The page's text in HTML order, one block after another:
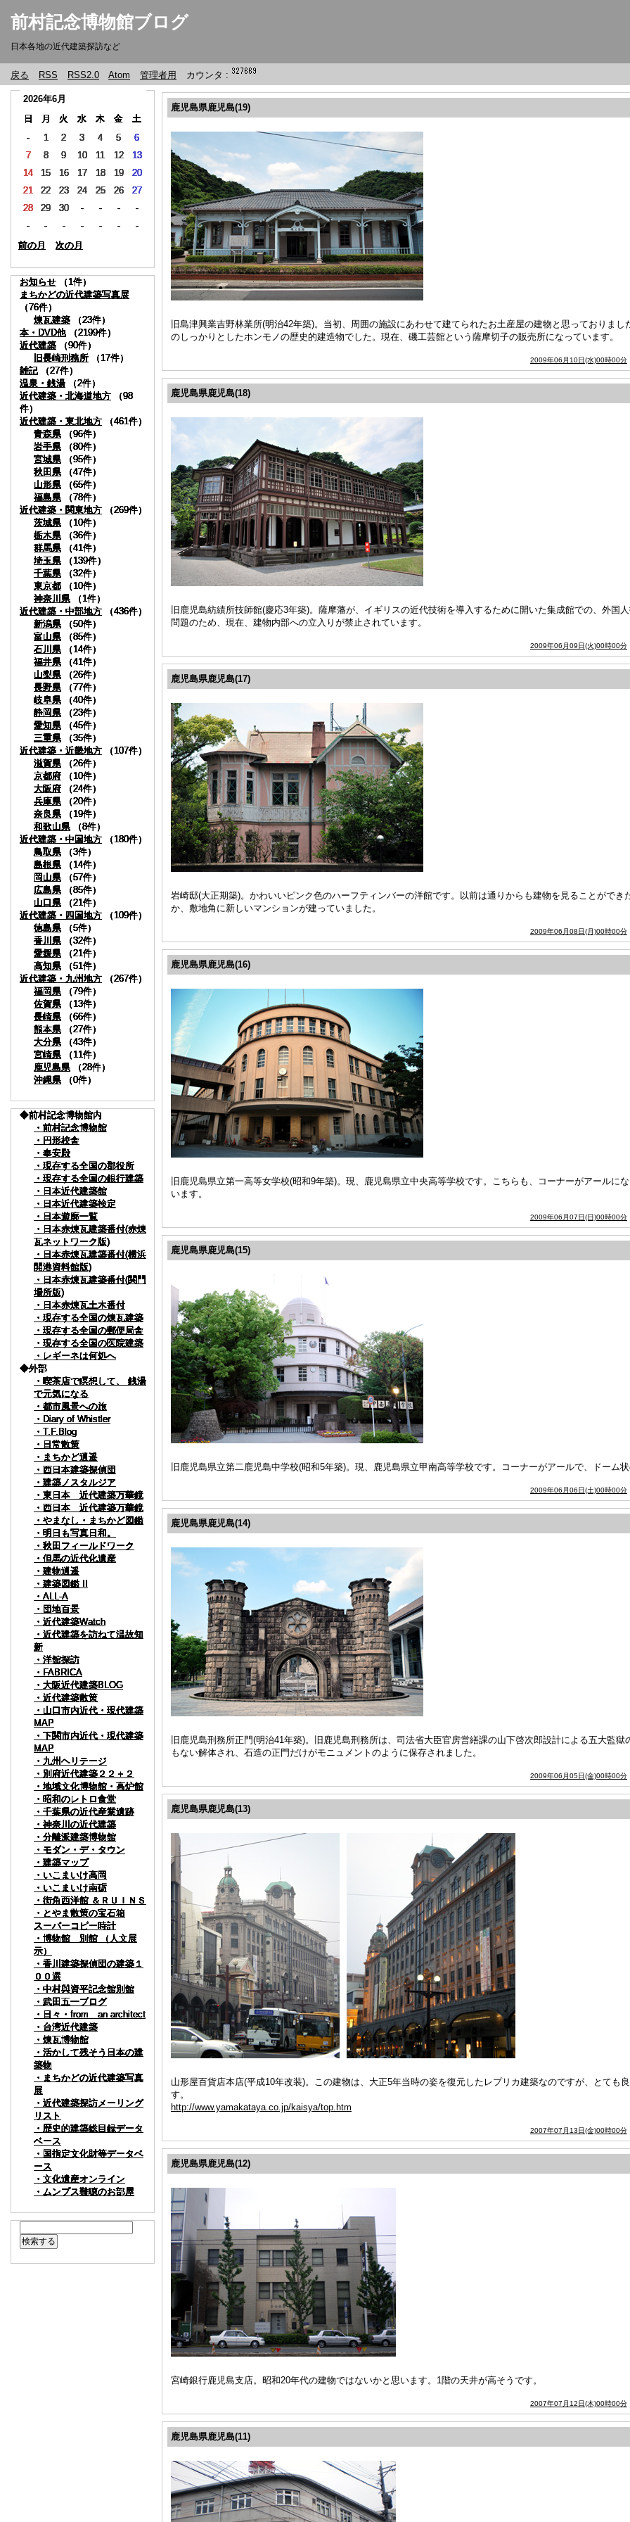
前村記念博物館ブログ
日本各地の近代建築探訪など
戻る RSS RSS2.0 Atom 管理者用 カウンタ :
2026年6月
日
月 火 水 木 金
土
-
1 2 3 4 5
6
7
8 9 10 11 12
13
14
15 16 17 18 19
20
21
22 23 24 25 26
27
28
29 30 - - -
-
-
- - - - -
-
前の月
次の月
お知らせ （1件）
まちかどの近代建築写真展
（76件）
煉瓦建築 （23件）
本・DVD他 （2199件）
近代建築 （90件）
旧長崎刑務所 （17件）
雑記 （27件）
温泉・銭湯 （2件）
近代建築・北海道地方 （98
件）
近代建築・東北地方 （461件）
青森県 （96件）
岩手県 （80件）
宮城県 （95件）
秋田県 （47件）
山形県 （65件）
福島県 （78件）
近代建築・関東地方 （269件）
茨城県 （10件）
栃木県 （36件）
群馬県 （41件）
埼玉県 （139件）
千葉県 （32件）
東京都 （10件）
神奈川県 （1件）
近代建築・中部地方 （436件）
新潟県 （50件）
富山県 （85件）
石川県 （14件）
福井県 （41件）
山梨県 （26件）
長野県 （77件）
岐阜県 （40件）
静岡県 （23件）
愛知県 （45件）
三重県 （35件）
近代建築・近畿地方 （107件）
滋賀県 （26件）
京都府 （10件）
大阪府 （24件）
兵庫県 （20件）
奈良県 （19件）
和歌山県 （8件）
近代建築・中国地方 （180件）
鳥取県 （3件）
島根県 （14件）
岡山県 （57件）
広島県 （85件）
山口県 （21件）
近代建築・四国地方 （109件）
徳島県 （5件）
香川県 （32件）
愛媛県 （21件）
高知県 （51件）
近代建築・九州地方 （267件）
福岡県 （79件）
佐賀県 （13件）
長崎県 （66件）
熊本県 （27件）
大分県 （43件）
宮崎県 （11件）
鹿児島県 （28件）
沖縄県 （0件）
◆前村記念博物館内
・前村記念博物館
・円形校舎
・奉安殿
・現存する全国の郡役所
・現存する全国の銀行建築
・日本近代建築館
・日本近代建築検定
・日本遊廓一覧
・日本赤煉瓦建築番付(赤煉
瓦ネットワーク版)
・日本赤煉瓦建築番付(横浜
開港資料館版)
・日本赤煉瓦建築番付(関門
場所版)
・日本赤煉瓦土木番付
・現存する全国の煉瓦建築
・現存する全国の郵便局舎
・現存する全国の医院建築
・レギーネは何処へ
◆外部
・喫茶店で瞑想して、 銭湯
で元気になる
・都市風景への旅
・Diary of Whistler
・T.F.Blog
・日常散策
・まちかど逍遥
・西日本建築探偵団
・建築ノスタルジア
・東日本 近代建築万華鏡
・西日本 近代建築万華鏡
・やまなし・まちかど図鑑
・明日も写真日和。
・秋田フィールドワーク
・但馬の近代化遺産
・建物逍遥
・建築図鑑 II
・ALL-A
・団地百景
・近代建築Watch
・近代建築を訪ねて温故知
新
・洋館探訪
・FABRICA
・大阪近代建築BLOG
・近代建築散策
・山口市内近代・現代建築
MAP
・下関市内近代・現代建築
MAP
・九州ヘリテージ
・別府近代建築２２＋２
・地域文化博物館・高炉館
・昭和のレトロ食堂
・千葉県の近代産業遺跡
・神奈川の近代建築
・分離派建築博物館
・モダン・デ・タウン
・建築マップ
・いこまいけ高岡
・いこまいけ南砺
・街角西洋館 ＆ＲＵＩＮＳ
・とやま散策の宝石箱
スーパーコピー時計
・博物館 別館 （人文展
示）
・香川建築探偵団の建築１
００選
・中村與資平記念館別館
・武田五一ブログ
・日々・from an architect
・台湾近代建築
・煉瓦博物館
・活かして残そう日本の建
築物
・まちかどの近代建築写真
展
・近代建築探訪メーリング
リスト
・歴史的建築総目録データ
ベース
・国指定文化財等データベ
ース
・文化遺産オンライン
・ムンプス難聴のお部屋
鹿児島県鹿児島(19)
旧島津興業吉野林業所(明治42年築)。当初、周囲の施設にあわせて建てられたお土産屋の建物と思っておりま
のしっかりとしたホンモノの歴史的建造物でした。現在、磯工芸館という薩摩切子の販売所になっています。
2009年06月10日(水)00時00分
2026年6月
日
月 火 水 木 金
土
-
1 2 3 4 5
6
7
8 9 10 11 12
13
14
15 16 17 18 19
20
21
22 23 24 25 26
27
28
29 30 - - -
-
-
- - - - -
-
前の月
次の月
お知らせ （1件）
まちかどの近代建築写真展
（76件）
煉瓦建築 （23件）
本・DVD他 （2199件）
近代建築 （90件）
旧長崎刑務所 （17件）
雑記 （27件）
温泉・銭湯 （2件）
近代建築・北海道地方 （98
件）
近代建築・東北地方 （461件）
青森県 （96件）
岩手県 （80件）
宮城県 （95件）
秋田県 （47件）
山形県 （65件）
福島県 （78件）
近代建築・関東地方 （269件）
茨城県 （10件）
栃木県 （36件）
群馬県 （41件）
埼玉県 （139件）
千葉県 （32件）
東京都 （10件）
神奈川県 （1件）
近代建築・中部地方 （436件）
新潟県 （50件）
富山県 （85件）
石川県 （14件）
福井県 （41件）
山梨県 （26件）
長野県 （77件）
岐阜県 （40件）
静岡県 （23件）
愛知県 （45件）
三重県 （35件）
近代建築・近畿地方 （107件）
滋賀県 （26件）
京都府 （10件）
大阪府 （24件）
兵庫県 （20件）
奈良県 （19件）
和歌山県 （8件）
近代建築・中国地方 （180件）
鳥取県 （3件）
島根県 （14件）
岡山県 （57件）
広島県 （85件）
山口県 （21件）
近代建築・四国地方 （109件）
徳島県 （5件）
香川県 （32件）
愛媛県 （21件）
高知県 （51件）
近代建築・九州地方 （267件）
福岡県 （79件）
佐賀県 （13件）
長崎県 （66件）
熊本県 （27件）
大分県 （43件）
宮崎県 （11件）
鹿児島県 （28件）
沖縄県 （0件）
◆前村記念博物館内
・前村記念博物館
・円形校舎
・奉安殿
・現存する全国の郡役所
・現存する全国の銀行建築
・日本近代建築館
・日本近代建築検定
・日本遊廓一覧
・日本赤煉瓦建築番付(赤煉
瓦ネットワーク版)
・日本赤煉瓦建築番付(横浜
開港資料館版)
・日本赤煉瓦建築番付(関門
場所版)
・日本赤煉瓦土木番付
・現存する全国の煉瓦建築
・現存する全国の郵便局舎
・現存する全国の医院建築
・レギーネは何処へ
◆外部
・喫茶店で瞑想して、 銭湯
で元気になる
・都市風景への旅
・Diary of Whistler
・T.F.Blog
・日常散策
・まちかど逍遥
・西日本建築探偵団
・建築ノスタルジア
・東日本 近代建築万華鏡
・西日本 近代建築万華鏡
・やまなし・まちかど図鑑
・明日も写真日和。
・秋田フィールドワーク
・但馬の近代化遺産
・建物逍遥
・建築図鑑 II
・ALL-A
・団地百景
・近代建築Watch
・近代建築を訪ねて温故知
新
・洋館探訪
・FABRICA
・大阪近代建築BLOG
・近代建築散策
・山口市内近代・現代建築
MAP
・下関市内近代・現代建築
MAP
・九州ヘリテージ
・別府近代建築２２＋２
・地域文化博物館・高炉館
・昭和のレトロ食堂
・千葉県の近代産業遺跡
・神奈川の近代建築
・分離派建築博物館
・モダン・デ・タウン
・建築マップ
・いこまいけ高岡
・いこまいけ南砺
・街角西洋館 ＆ＲＵＩＮＳ
・とやま散策の宝石箱
スーパーコピー時計
・博物館 別館 （人文展
示）
・香川建築探偵団の建築１
００選
・中村與資平記念館別館
・武田五一ブログ
・日々・from an architect
・台湾近代建築
・煉瓦博物館
・活かして残そう日本の建
築物
・まちかどの近代建築写真
展
・近代建築探訪メーリング
リスト
・歴史的建築総目録データ
ベース
・国指定文化財等データベ
ース
・文化遺産オンライン
・ムンプス難聴のお部屋
鹿児島県鹿児島(18)
旧鹿児島紡績所技師館(慶応3年築)。薩摩藩が、イギリスの近代技術を導入するために開いた集成館での、外国
問題のため、現在、建物内部への立入りが禁止されています。
2009年06月09日(火)00時00分
2026年6月
日
月 火 水 木 金
土
-
1 2 3 4 5
6
7
8 9 10 11 12
13
14
15 16 17 18 19
20
21
22 23 24 25 26
27
28
29 30 - - -
-
-
- - - - -
-
前の月
次の月
お知らせ （1件）
まちかどの近代建築写真展
（76件）
煉瓦建築 （23件）
本・DVD他 （2199件）
近代建築 （90件）
旧長崎刑務所 （17件）
雑記 （27件）
温泉・銭湯 （2件）
近代建築・北海道地方 （98
件）
近代建築・東北地方 （461件）
青森県 （96件）
岩手県 （80件）
宮城県 （95件）
秋田県 （47件）
山形県 （65件）
福島県 （78件）
近代建築・関東地方 （269件）
茨城県 （10件）
栃木県 （36件）
群馬県 （41件）
埼玉県 （139件）
千葉県 （32件）
東京都 （10件）
神奈川県 （1件）
近代建築・中部地方 （436件）
新潟県 （50件）
富山県 （85件）
石川県 （14件）
福井県 （41件）
山梨県 （26件）
長野県 （77件）
岐阜県 （40件）
静岡県 （23件）
愛知県 （45件）
三重県 （35件）
近代建築・近畿地方 （107件）
滋賀県 （26件）
京都府 （10件）
大阪府 （24件）
兵庫県 （20件）
奈良県 （19件）
和歌山県 （8件）
近代建築・中国地方 （180件）
鳥取県 （3件）
島根県 （14件）
岡山県 （57件）
広島県 （85件）
山口県 （21件）
近代建築・四国地方 （109件）
徳島県 （5件）
香川県 （32件）
愛媛県 （21件）
高知県 （51件）
近代建築・九州地方 （267件）
福岡県 （79件）
佐賀県 （13件）
長崎県 （66件）
熊本県 （27件）
大分県 （43件）
宮崎県 （11件）
鹿児島県 （28件）
沖縄県 （0件）
◆前村記念博物館内
・前村記念博物館
・円形校舎
・奉安殿
・現存する全国の郡役所
・現存する全国の銀行建築
・日本近代建築館
・日本近代建築検定
・日本遊廓一覧
・日本赤煉瓦建築番付(赤煉
瓦ネットワーク版)
・日本赤煉瓦建築番付(横浜
開港資料館版)
・日本赤煉瓦建築番付(関門
場所版)
・日本赤煉瓦土木番付
・現存する全国の煉瓦建築
・現存する全国の郵便局舎
・現存する全国の医院建築
・レギーネは何処へ
◆外部
・喫茶店で瞑想して、 銭湯
で元気になる
・都市風景への旅
・Diary of Whistler
・T.F.Blog
・日常散策
・まちかど逍遥
・西日本建築探偵団
・建築ノスタルジア
・東日本 近代建築万華鏡
・西日本 近代建築万華鏡
・やまなし・まちかど図鑑
・明日も写真日和。
・秋田フィールドワーク
・但馬の近代化遺産
・建物逍遥
・建築図鑑 II
・ALL-A
・団地百景
・近代建築Watch
・近代建築を訪ねて温故知
新
・洋館探訪
・FABRICA
・大阪近代建築BLOG
・近代建築散策
・山口市内近代・現代建築
MAP
・下関市内近代・現代建築
MAP
・九州ヘリテージ
・別府近代建築２２＋２
・地域文化博物館・高炉館
・昭和のレトロ食堂
・千葉県の近代産業遺跡
・神奈川の近代建築
・分離派建築博物館
・モダン・デ・タウン
・建築マップ
・いこまいけ高岡
・いこまいけ南砺
・街角西洋館 ＆ＲＵＩＮＳ
・とやま散策の宝石箱
スーパーコピー時計
・博物館 別館 （人文展
示）
・香川建築探偵団の建築１
００選
・中村與資平記念館別館
・武田五一ブログ
・日々・from an architect
・台湾近代建築
・煉瓦博物館
・活かして残そう日本の建
築物
・まちかどの近代建築写真
展
・近代建築探訪メーリング
リスト
・歴史的建築総目録データ
ベース
・国指定文化財等データベ
ース
・文化遺産オンライン
・ムンプス難聴のお部屋
鹿児島県鹿児島(17)
岩崎邸(大正期築)。かわいいピンク色のハーフティンバーの洋館です。以前は通りからも建物を見ることができ
か、敷地角に新しいマンションが建っていました。
2009年06月08日(月)00時00分
2026年6月
日
月 火 水 木 金
土
-
1 2 3 4 5
6
7
8 9 10 11 12
13
14
15 16 17 18 19
20
21
22 23 24 25 26
27
28
29 30 - - -
-
-
- - - - -
-
前の月
次の月
お知らせ （1件）
まちかどの近代建築写真展
（76件）
煉瓦建築 （23件）
本・DVD他 （2199件）
近代建築 （90件）
旧長崎刑務所 （17件）
雑記 （27件）
温泉・銭湯 （2件）
近代建築・北海道地方 （98
件）
近代建築・東北地方 （461件）
青森県 （96件）
岩手県 （80件）
宮城県 （95件）
秋田県 （47件）
山形県 （65件）
福島県 （78件）
近代建築・関東地方 （269件）
茨城県 （10件）
栃木県 （36件）
群馬県 （41件）
埼玉県 （139件）
千葉県 （32件）
東京都 （10件）
神奈川県 （1件）
近代建築・中部地方 （436件）
新潟県 （50件）
富山県 （85件）
石川県 （14件）
福井県 （41件）
山梨県 （26件）
長野県 （77件）
岐阜県 （40件）
静岡県 （23件）
愛知県 （45件）
三重県 （35件）
近代建築・近畿地方 （107件）
滋賀県 （26件）
京都府 （10件）
大阪府 （24件）
兵庫県 （20件）
奈良県 （19件）
和歌山県 （8件）
近代建築・中国地方 （180件）
鳥取県 （3件）
島根県 （14件）
岡山県 （57件）
広島県 （85件）
山口県 （21件）
近代建築・四国地方 （109件）
徳島県 （5件）
香川県 （32件）
愛媛県 （21件）
高知県 （51件）
近代建築・九州地方 （267件）
福岡県 （79件）
佐賀県 （13件）
長崎県 （66件）
熊本県 （27件）
大分県 （43件）
宮崎県 （11件）
鹿児島県 （28件）
沖縄県 （0件）
◆前村記念博物館内
・前村記念博物館
・円形校舎
・奉安殿
・現存する全国の郡役所
・現存する全国の銀行建築
・日本近代建築館
・日本近代建築検定
・日本遊廓一覧
・日本赤煉瓦建築番付(赤煉
瓦ネットワーク版)
・日本赤煉瓦建築番付(横浜
開港資料館版)
・日本赤煉瓦建築番付(関門
場所版)
・日本赤煉瓦土木番付
・現存する全国の煉瓦建築
・現存する全国の郵便局舎
・現存する全国の医院建築
・レギーネは何処へ
◆外部
・喫茶店で瞑想して、 銭湯
で元気になる
・都市風景への旅
・Diary of Whistler
・T.F.Blog
・日常散策
・まちかど逍遥
・西日本建築探偵団
・建築ノスタルジア
・東日本 近代建築万華鏡
・西日本 近代建築万華鏡
・やまなし・まちかど図鑑
・明日も写真日和。
・秋田フィールドワーク
・但馬の近代化遺産
・建物逍遥
・建築図鑑 II
・ALL-A
・団地百景
・近代建築Watch
・近代建築を訪ねて温故知
新
・洋館探訪
・FABRICA
・大阪近代建築BLOG
・近代建築散策
・山口市内近代・現代建築
MAP
・下関市内近代・現代建築
MAP
・九州ヘリテージ
・別府近代建築２２＋２
・地域文化博物館・高炉館
・昭和のレトロ食堂
・千葉県の近代産業遺跡
・神奈川の近代建築
・分離派建築博物館
・モダン・デ・タウン
・建築マップ
・いこまいけ高岡
・いこまいけ南砺
・街角西洋館 ＆ＲＵＩＮＳ
・とやま散策の宝石箱
スーパーコピー時計
・博物館 別館 （人文展
示）
・香川建築探偵団の建築１
００選
・中村與資平記念館別館
・武田五一ブログ
・日々・from an architect
・台湾近代建築
・煉瓦博物館
・活かして残そう日本の建
築物
・まちかどの近代建築写真
展
・近代建築探訪メーリング
リスト
・歴史的建築総目録データ
ベース
・国指定文化財等データベ
ース
・文化遺産オンライン
・ムンプス難聴のお部屋
鹿児島県鹿児島(16)
旧鹿児島県立第一高等女学校(昭和9年築)。現、鹿児島県立中央高等学校です。こちらも、コーナーがアールに
います。
2009年06月07日(日)00時00分
2026年6月
日
月 火 水 木 金
土
-
1 2 3 4 5
6
7
8 9 10 11 12
13
14
15 16 17 18 19
20
21
22 23 24 25 26
27
28
29 30 - - -
-
-
- - - - -
-
前の月
次の月
お知らせ （1件）
まちかどの近代建築写真展
（76件）
煉瓦建築 （23件）
本・DVD他 （2199件）
近代建築 （90件）
旧長崎刑務所 （17件）
雑記 （27件）
温泉・銭湯 （2件）
近代建築・北海道地方 （98
件）
近代建築・東北地方 （461件）
青森県 （96件）
岩手県 （80件）
宮城県 （95件）
秋田県 （47件）
山形県 （65件）
福島県 （78件）
近代建築・関東地方 （269件）
茨城県 （10件）
栃木県 （36件）
群馬県 （41件）
埼玉県 （139件）
千葉県 （32件）
東京都 （10件）
神奈川県 （1件）
近代建築・中部地方 （436件）
新潟県 （50件）
富山県 （85件）
石川県 （14件）
福井県 （41件）
山梨県 （26件）
長野県 （77件）
岐阜県 （40件）
静岡県 （23件）
愛知県 （45件）
三重県 （35件）
近代建築・近畿地方 （107件）
滋賀県 （26件）
京都府 （10件）
大阪府 （24件）
兵庫県 （20件）
奈良県 （19件）
和歌山県 （8件）
近代建築・中国地方 （180件）
鳥取県 （3件）
島根県 （14件）
岡山県 （57件）
広島県 （85件）
山口県 （21件）
近代建築・四国地方 （109件）
徳島県 （5件）
香川県 （32件）
愛媛県 （21件）
高知県 （51件）
近代建築・九州地方 （267件）
福岡県 （79件）
佐賀県 （13件）
長崎県 （66件）
熊本県 （27件）
大分県 （43件）
宮崎県 （11件）
鹿児島県 （28件）
沖縄県 （0件）
◆前村記念博物館内
・前村記念博物館
・円形校舎
・奉安殿
・現存する全国の郡役所
・現存する全国の銀行建築
・日本近代建築館
・日本近代建築検定
・日本遊廓一覧
・日本赤煉瓦建築番付(赤煉
瓦ネットワーク版)
・日本赤煉瓦建築番付(横浜
開港資料館版)
・日本赤煉瓦建築番付(関門
場所版)
・日本赤煉瓦土木番付
・現存する全国の煉瓦建築
・現存する全国の郵便局舎
・現存する全国の医院建築
・レギーネは何処へ
◆外部
・喫茶店で瞑想して、 銭湯
で元気になる
・都市風景への旅
・Diary of Whistler
・T.F.Blog
・日常散策
・まちかど逍遥
・西日本建築探偵団
・建築ノスタルジア
・東日本 近代建築万華鏡
・西日本 近代建築万華鏡
・やまなし・まちかど図鑑
・明日も写真日和。
・秋田フィールドワーク
・但馬の近代化遺産
・建物逍遥
・建築図鑑 II
・ALL-A
・団地百景
・近代建築Watch
・近代建築を訪ねて温故知
新
・洋館探訪
・FABRICA
・大阪近代建築BLOG
・近代建築散策
・山口市内近代・現代建築
MAP
・下関市内近代・現代建築
MAP
・九州ヘリテージ
・別府近代建築２２＋２
・地域文化博物館・高炉館
・昭和のレトロ食堂
・千葉県の近代産業遺跡
・神奈川の近代建築
・分離派建築博物館
・モダン・デ・タウン
・建築マップ
・いこまいけ高岡
・いこまいけ南砺
・街角西洋館 ＆ＲＵＩＮＳ
・とやま散策の宝石箱
スーパーコピー時計
・博物館 別館 （人文展
示）
・香川建築探偵団の建築１
００選
・中村與資平記念館別館
・武田五一ブログ
・日々・from an architect
・台湾近代建築
・煉瓦博物館
・活かして残そう日本の建
築物
・まちかどの近代建築写真
展
・近代建築探訪メーリング
リスト
・歴史的建築総目録データ
ベース
・国指定文化財等データベ
ース
・文化遺産オンライン
・ムンプス難聴のお部屋
鹿児島県鹿児島(15)
旧鹿児島県立第二鹿児島中学校(昭和5年築)。現、鹿児島県立甲南高等学校です。コーナーがアールで、ドーム
2009年06月06日(土)00時00分
2026年6月
日
月 火 水 木 金
土
-
1 2 3 4 5
6
7
8 9 10 11 12
13
14
15 16 17 18 19
20
21
22 23 24 25 26
27
28
29 30 - - -
-
-
- - - - -
-
前の月
次の月
お知らせ （1件）
まちかどの近代建築写真展
（76件）
煉瓦建築 （23件）
本・DVD他 （2199件）
近代建築 （90件）
旧長崎刑務所 （17件）
雑記 （27件）
温泉・銭湯 （2件）
近代建築・北海道地方 （98
件）
近代建築・東北地方 （461件）
青森県 （96件）
岩手県 （80件）
宮城県 （95件）
秋田県 （47件）
山形県 （65件）
福島県 （78件）
近代建築・関東地方 （269件）
茨城県 （10件）
栃木県 （36件）
群馬県 （41件）
埼玉県 （139件）
千葉県 （32件）
東京都 （10件）
神奈川県 （1件）
近代建築・中部地方 （436件）
新潟県 （50件）
富山県 （85件）
石川県 （14件）
福井県 （41件）
山梨県 （26件）
長野県 （77件）
岐阜県 （40件）
静岡県 （23件）
愛知県 （45件）
三重県 （35件）
近代建築・近畿地方 （107件）
滋賀県 （26件）
京都府 （10件）
大阪府 （24件）
兵庫県 （20件）
奈良県 （19件）
和歌山県 （8件）
近代建築・中国地方 （180件）
鳥取県 （3件）
島根県 （14件）
岡山県 （57件）
広島県 （85件）
山口県 （21件）
近代建築・四国地方 （109件）
徳島県 （5件）
香川県 （32件）
愛媛県 （21件）
高知県 （51件）
近代建築・九州地方 （267件）
福岡県 （79件）
佐賀県 （13件）
長崎県 （66件）
熊本県 （27件）
大分県 （43件）
宮崎県 （11件）
鹿児島県 （28件）
沖縄県 （0件）
◆前村記念博物館内
・前村記念博物館
・円形校舎
・奉安殿
・現存する全国の郡役所
・現存する全国の銀行建築
・日本近代建築館
・日本近代建築検定
・日本遊廓一覧
・日本赤煉瓦建築番付(赤煉
瓦ネットワーク版)
・日本赤煉瓦建築番付(横浜
開港資料館版)
・日本赤煉瓦建築番付(関門
場所版)
・日本赤煉瓦土木番付
・現存する全国の煉瓦建築
・現存する全国の郵便局舎
・現存する全国の医院建築
・レギーネは何処へ
◆外部
・喫茶店で瞑想して、 銭湯
で元気になる
・都市風景への旅
・Diary of Whistler
・T.F.Blog
・日常散策
・まちかど逍遥
・西日本建築探偵団
・建築ノスタルジア
・東日本 近代建築万華鏡
・西日本 近代建築万華鏡
・やまなし・まちかど図鑑
・明日も写真日和。
・秋田フィールドワーク
・但馬の近代化遺産
・建物逍遥
・建築図鑑 II
・ALL-A
・団地百景
・近代建築Watch
・近代建築を訪ねて温故知
新
・洋館探訪
・FABRICA
・大阪近代建築BLOG
・近代建築散策
・山口市内近代・現代建築
MAP
・下関市内近代・現代建築
MAP
・九州ヘリテージ
・別府近代建築２２＋２
・地域文化博物館・高炉館
・昭和のレトロ食堂
・千葉県の近代産業遺跡
・神奈川の近代建築
・分離派建築博物館
・モダン・デ・タウン
・建築マップ
・いこまいけ高岡
・いこまいけ南砺
・街角西洋館 ＆ＲＵＩＮＳ
・とやま散策の宝石箱
スーパーコピー時計
・博物館 別館 （人文展
示）
・香川建築探偵団の建築１
００選
・中村與資平記念館別館
・武田五一ブログ
・日々・from an architect
・台湾近代建築
・煉瓦博物館
・活かして残そう日本の建
築物
・まちかどの近代建築写真
展
・近代建築探訪メーリング
リスト
・歴史的建築総目録データ
ベース
・国指定文化財等データベ
ース
・文化遺産オンライン
・ムンプス難聴のお部屋
鹿児島県鹿児島(14)
旧鹿児島刑務所正門(明治41年築)。旧鹿児島刑務所は、司法省大臣官房営繕課の山下啓次郎設計による五大監獄
もない解体され、石造の正門だけがモニュメントのように保存されました。
2009年06月05日(金)00時00分
2026年6月
日
月 火 水 木 金
土
-
1 2 3 4 5
6
7
8 9 10 11 12
13
14
15 16 17 18 19
20
21
22 23 24 25 26
27
28
29 30 - - -
-
-
- - - - -
-
前の月
次の月
お知らせ （1件）
まちかどの近代建築写真展
（76件）
煉瓦建築 （23件）
本・DVD他 （2199件）
近代建築 （90件）
旧長崎刑務所 （17件）
雑記 （27件）
温泉・銭湯 （2件）
近代建築・北海道地方 （98
件）
近代建築・東北地方 （461件）
青森県 （96件）
岩手県 （80件）
宮城県 （95件）
秋田県 （47件）
山形県 （65件）
福島県 （78件）
近代建築・関東地方 （269件）
茨城県 （10件）
栃木県 （36件）
群馬県 （41件）
埼玉県 （139件）
千葉県 （32件）
東京都 （10件）
神奈川県 （1件）
近代建築・中部地方 （436件）
新潟県 （50件）
富山県 （85件）
石川県 （14件）
福井県 （41件）
山梨県 （26件）
長野県 （77件）
岐阜県 （40件）
静岡県 （23件）
愛知県 （45件）
三重県 （35件）
近代建築・近畿地方 （107件）
滋賀県 （26件）
京都府 （10件）
大阪府 （24件）
兵庫県 （20件）
奈良県 （19件）
和歌山県 （8件）
近代建築・中国地方 （180件）
鳥取県 （3件）
島根県 （14件）
岡山県 （57件）
広島県 （85件）
山口県 （21件）
近代建築・四国地方 （109件）
徳島県 （5件）
香川県 （32件）
愛媛県 （21件）
高知県 （51件）
近代建築・九州地方 （267件）
福岡県 （79件）
佐賀県 （13件）
長崎県 （66件）
熊本県 （27件）
大分県 （43件）
宮崎県 （11件）
鹿児島県 （28件）
沖縄県 （0件）
◆前村記念博物館内
・前村記念博物館
・円形校舎
・奉安殿
・現存する全国の郡役所
・現存する全国の銀行建築
・日本近代建築館
・日本近代建築検定
・日本遊廓一覧
・日本赤煉瓦建築番付(赤煉
瓦ネットワーク版)
・日本赤煉瓦建築番付(横浜
開港資料館版)
・日本赤煉瓦建築番付(関門
場所版)
・日本赤煉瓦土木番付
・現存する全国の煉瓦建築
・現存する全国の郵便局舎
・現存する全国の医院建築
・レギーネは何処へ
◆外部
・喫茶店で瞑想して、 銭湯
で元気になる
・都市風景への旅
・Diary of Whistler
・T.F.Blog
・日常散策
・まちかど逍遥
・西日本建築探偵団
・建築ノスタルジア
・東日本 近代建築万華鏡
・西日本 近代建築万華鏡
・やまなし・まちかど図鑑
・明日も写真日和。
・秋田フィールドワーク
・但馬の近代化遺産
・建物逍遥
・建築図鑑 II
・ALL-A
・団地百景
・近代建築Watch
・近代建築を訪ねて温故知
新
・洋館探訪
・FABRICA
・大阪近代建築BLOG
・近代建築散策
・山口市内近代・現代建築
MAP
・下関市内近代・現代建築
MAP
・九州ヘリテージ
・別府近代建築２２＋２
・地域文化博物館・高炉館
・昭和のレトロ食堂
・千葉県の近代産業遺跡
・神奈川の近代建築
・分離派建築博物館
・モダン・デ・タウン
・建築マップ
・いこまいけ高岡
・いこまいけ南砺
・街角西洋館 ＆ＲＵＩＮＳ
・とやま散策の宝石箱
スーパーコピー時計
・博物館 別館 （人文展
示）
・香川建築探偵団の建築１
００選
・中村與資平記念館別館
・武田五一ブログ
・日々・from an architect
・台湾近代建築
・煉瓦博物館
・活かして残そう日本の建
築物
・まちかどの近代建築写真
展
・近代建築探訪メーリング
リスト
・歴史的建築総目録データ
ベース
・国指定文化財等データベ
ース
・文化遺産オンライン
・ムンプス難聴のお部屋
鹿児島県鹿児島(13)
山形屋百貨店本店(平成10年改装)。この建物は、大正5年当時の姿を復元したレプリカ建築なのですが、とても
す。
http://www.yamakataya.co.jp/kaisya/top.htm
2007年07月13日(金)00時00分
2026年6月
日
月 火 水 木 金
土
-
1 2 3 4 5
6
7
8 9 10 11 12
13
14
15 16 17 18 19
20
21
22 23 24 25 26
27
28
29 30 - - -
-
-
- - - - -
-
前の月
次の月
お知らせ （1件）
まちかどの近代建築写真展
（76件）
煉瓦建築 （23件）
本・DVD他 （2199件）
近代建築 （90件）
旧長崎刑務所 （17件）
雑記 （27件）
温泉・銭湯 （2件）
近代建築・北海道地方 （98
件）
近代建築・東北地方 （461件）
青森県 （96件）
岩手県 （80件）
宮城県 （95件）
秋田県 （47件）
山形県 （65件）
福島県 （78件）
近代建築・関東地方 （269件）
茨城県 （10件）
栃木県 （36件）
群馬県 （41件）
埼玉県 （139件）
千葉県 （32件）
東京都 （10件）
神奈川県 （1件）
近代建築・中部地方 （436件）
新潟県 （50件）
富山県 （85件）
石川県 （14件）
福井県 （41件）
山梨県 （26件）
長野県 （77件）
岐阜県 （40件）
静岡県 （23件）
愛知県 （45件）
三重県 （35件）
近代建築・近畿地方 （107件）
滋賀県 （26件）
京都府 （10件）
大阪府 （24件）
兵庫県 （20件）
奈良県 （19件）
和歌山県 （8件）
近代建築・中国地方 （180件）
鳥取県 （3件）
島根県 （14件）
岡山県 （57件）
広島県 （85件）
山口県 （21件）
近代建築・四国地方 （109件）
徳島県 （5件）
香川県 （32件）
愛媛県 （21件）
高知県 （51件）
近代建築・九州地方 （267件）
福岡県 （79件）
佐賀県 （13件）
長崎県 （66件）
熊本県 （27件）
大分県 （43件）
宮崎県 （11件）
鹿児島県 （28件）
沖縄県 （0件）
◆前村記念博物館内
・前村記念博物館
・円形校舎
・奉安殿
・現存する全国の郡役所
・現存する全国の銀行建築
・日本近代建築館
・日本近代建築検定
・日本遊廓一覧
・日本赤煉瓦建築番付(赤煉
瓦ネットワーク版)
・日本赤煉瓦建築番付(横浜
開港資料館版)
・日本赤煉瓦建築番付(関門
場所版)
・日本赤煉瓦土木番付
・現存する全国の煉瓦建築
・現存する全国の郵便局舎
・現存する全国の医院建築
・レギーネは何処へ
◆外部
・喫茶店で瞑想して、 銭湯
で元気になる
・都市風景への旅
・Diary of Whistler
・T.F.Blog
・日常散策
・まちかど逍遥
・西日本建築探偵団
・建築ノスタルジア
・東日本 近代建築万華鏡
・西日本 近代建築万華鏡
・やまなし・まちかど図鑑
・明日も写真日和。
・秋田フィールドワーク
・但馬の近代化遺産
・建物逍遥
・建築図鑑 II
・ALL-A
・団地百景
・近代建築Watch
・近代建築を訪ねて温故知
新
・洋館探訪
・FABRICA
・大阪近代建築BLOG
・近代建築散策
・山口市内近代・現代建築
MAP
・下関市内近代・現代建築
MAP
・九州ヘリテージ
・別府近代建築２２＋２
・地域文化博物館・高炉館
・昭和のレトロ食堂
・千葉県の近代産業遺跡
・神奈川の近代建築
・分離派建築博物館
・モダン・デ・タウン
・建築マップ
・いこまいけ高岡
・いこまいけ南砺
・街角西洋館 ＆ＲＵＩＮＳ
・とやま散策の宝石箱
スーパーコピー時計
・博物館 別館 （人文展
示）
・香川建築探偵団の建築１
００選
・中村與資平記念館別館
・武田五一ブログ
・日々・from an architect
・台湾近代建築
・煉瓦博物館
・活かして残そう日本の建
築物
・まちかどの近代建築写真
展
・近代建築探訪メーリング
リスト
・歴史的建築総目録データ
ベース
・国指定文化財等データベ
ース
・文化遺産オンライン
・ムンプス難聴のお部屋
鹿児島県鹿児島(12)
宮崎銀行鹿児島支店。昭和20年代の建物ではないかと思います。1階の天井が高そうです。
2007年07月12日(木)00時00分
2026年6月
日
月 火 水 木 金
土
-
1 2 3 4 5
6
7
8 9 10 11 12
13
14
15 16 17 18 19
20
21
22 23 24 25 26
27
28
29 30 - - -
-
-
- - - - -
-
前の月
次の月
お知らせ （1件）
まちかどの近代建築写真展
（76件）
煉瓦建築 （23件）
本・DVD他 （2199件）
近代建築 （90件）
旧長崎刑務所 （17件）
雑記 （27件）
温泉・銭湯 （2件）
近代建築・北海道地方 （98
件）
近代建築・東北地方 （461件）
青森県 （96件）
岩手県 （80件）
宮城県 （95件）
秋田県 （47件）
山形県 （65件）
福島県 （78件）
近代建築・関東地方 （269件）
茨城県 （10件）
栃木県 （36件）
群馬県 （41件）
埼玉県 （139件）
千葉県 （32件）
東京都 （10件）
神奈川県 （1件）
近代建築・中部地方 （436件）
新潟県 （50件）
富山県 （85件）
石川県 （14件）
福井県 （41件）
山梨県 （26件）
長野県 （77件）
岐阜県 （40件）
静岡県 （23件）
愛知県 （45件）
三重県 （35件）
近代建築・近畿地方 （107件）
滋賀県 （26件）
京都府 （10件）
大阪府 （24件）
兵庫県 （20件）
奈良県 （19件）
和歌山県 （8件）
近代建築・中国地方 （180件）
鳥取県 （3件）
島根県 （14件）
岡山県 （57件）
広島県 （85件）
山口県 （21件）
近代建築・四国地方 （109件）
徳島県 （5件）
香川県 （32件）
愛媛県 （21件）
高知県 （51件）
近代建築・九州地方 （267件）
福岡県 （79件）
佐賀県 （13件）
長崎県 （66件）
熊本県 （27件）
大分県 （43件）
宮崎県 （11件）
鹿児島県 （28件）
沖縄県 （0件）
◆前村記念博物館内
・前村記念博物館
・円形校舎
・奉安殿
・現存する全国の郡役所
・現存する全国の銀行建築
・日本近代建築館
・日本近代建築検定
・日本遊廓一覧
・日本赤煉瓦建築番付(赤煉
瓦ネットワーク版)
・日本赤煉瓦建築番付(横浜
開港資料館版)
・日本赤煉瓦建築番付(関門
場所版)
・日本赤煉瓦土木番付
・現存する全国の煉瓦建築
・現存する全国の郵便局舎
・現存する全国の医院建築
・レギーネは何処へ
◆外部
・喫茶店で瞑想して、 銭湯
で元気になる
・都市風景への旅
・Diary of Whistler
・T.F.Blog
・日常散策
・まちかど逍遥
・西日本建築探偵団
・建築ノスタルジア
・東日本 近代建築万華鏡
・西日本 近代建築万華鏡
・やまなし・まちかど図鑑
・明日も写真日和。
・秋田フィールドワーク
・但馬の近代化遺産
・建物逍遥
・建築図鑑 II
・ALL-A
・団地百景
・近代建築Watch
・近代建築を訪ねて温故知
新
・洋館探訪
・FABRICA
・大阪近代建築BLOG
・近代建築散策
・山口市内近代・現代建築
MAP
・下関市内近代・現代建築
MAP
・九州ヘリテージ
・別府近代建築２２＋２
・地域文化博物館・高炉館
・昭和のレトロ食堂
・千葉県の近代産業遺跡
・神奈川の近代建築
・分離派建築博物館
・モダン・デ・タウン
・建築マップ
・いこまいけ高岡
・いこまいけ南砺
・街角西洋館 ＆ＲＵＩＮＳ
・とやま散策の宝石箱
スーパーコピー時計
・博物館 別館 （人文展
示）
・香川建築探偵団の建築１
００選
・中村與資平記念館別館
・武田五一ブログ
・日々・from an architect
・台湾近代建築
・煉瓦博物館
・活かして残そう日本の建
築物
・まちかどの近代建築写真
展
・近代建築探訪メーリング
リスト
・歴史的建築総目録データ
ベース
・国指定文化財等データベ
ース
・文化遺産オンライン
・ムンプス難聴のお部屋
鹿児島県鹿児島(11)
2026年6月
日
月 火 水 木 金
土
-
1 2 3 4 5
6
7
8 9 10 11 12
13
14
15 16 17 18 19
20
21
22 23 24 25 26
27
28
29 30 - - -
-
-
- - - - -
-
前の月
次の月
お知らせ （1件）
まちかどの近代建築写真展
（76件）
煉瓦建築 （23件）
本・DVD他 （2199件）
近代建築 （90件）
旧長崎刑務所 （17件）
雑記 （27件）
温泉・銭湯 （2件）
近代建築・北海道地方 （98
件）
近代建築・東北地方 （461件）
青森県 （96件）
岩手県 （80件）
宮城県 （95件）
秋田県 （47件）
山形県 （65件）
福島県 （78件）
近代建築・関東地方 （269件）
茨城県 （10件）
栃木県 （36件）
群馬県 （41件）
埼玉県 （139件）
千葉県 （32件）
東京都 （10件）
神奈川県 （1件）
近代建築・中部地方 （436件）
新潟県 （50件）
富山県 （85件）
石川県 （14件）
福井県 （41件）
山梨県 （26件）
長野県 （77件）
岐阜県 （40件）
静岡県 （23件）
愛知県 （45件）
三重県 （35件）
近代建築・近畿地方 （107件）
滋賀県 （26件）
京都府 （10件）
大阪府 （24件）
兵庫県 （20件）
奈良県 （19件）
和歌山県 （8件）
近代建築・中国地方 （180件）
鳥取県 （3件）
島根県 （14件）
岡山県 （57件）
広島県 （85件）
山口県 （21件）
近代建築・四国地方 （109件）
徳島県 （5件）
香川県 （32件）
愛媛県 （21件）
高知県 （51件）
近代建築・九州地方 （267件）
福岡県 （79件）
佐賀県 （13件）
長崎県 （66件）
熊本県 （27件）
大分県 （43件）
宮崎県 （11件）
鹿児島県 （28件）
沖縄県 （0件）
◆前村記念博物館内
・前村記念博物館
・円形校舎
・奉安殿
・現存する全国の郡役所
・現存する全国の銀行建築
・日本近代建築館
・日本近代建築検定
・日本遊廓一覧
・日本赤煉瓦建築番付(赤煉
瓦ネットワーク版)
・日本赤煉瓦建築番付(横浜
開港資料館版)
・日本赤煉瓦建築番付(関門
場所版)
・日本赤煉瓦土木番付
・現存する全国の煉瓦建築
・現存する全国の郵便局舎
・現存する全国の医院建築
・レギーネは何処へ
◆外部
・喫茶店で瞑想して、 銭湯
で元気になる
・都市風景への旅
・Diary of Whistler
・T.F.Blog
・日常散策
・まちかど逍遥
・西日本建築探偵団
・建築ノスタルジア
・東日本 近代建築万華鏡
・西日本 近代建築万華鏡
・やまなし・まちかど図鑑
・明日も写真日和。
・秋田フィールドワーク
・但馬の近代化遺産
・建物逍遥
・建築図鑑 II
・ALL-A
・団地百景
・近代建築Watch
・近代建築を訪ねて温故知
新
・洋館探訪
・FABRICA
・大阪近代建築BLOG
・近代建築散策
・山口市内近代・現代建築
MAP
・下関市内近代・現代建築
MAP
・九州ヘリテージ
・別府近代建築２２＋２
・地域文化博物館・高炉館
・昭和のレトロ食堂
・千葉県の近代産業遺跡
・神奈川の近代建築
・分離派建築博物館
・モダン・デ・タウン
・建築マップ
・いこまいけ高岡
・いこまいけ南砺
・街角西洋館 ＆ＲＵＩＮＳ
・とやま散策の宝石箱
スーパーコピー時計
・博物館 別館 （人文展
示）
・香川建築探偵団の建築１
００選
・中村與資平記念館別館
・武田五一ブログ
・日々・from an architect
・台湾近代建築
・煉瓦博物館
・活かして残そう日本の建
築物
・まちかどの近代建築写真
展
・近代建築探訪メーリング
リスト
・歴史的建築総目録データ
ベース
・国指定文化財等データベ
ース
・文化遺産オンライン
・ムンプス難聴のお部屋